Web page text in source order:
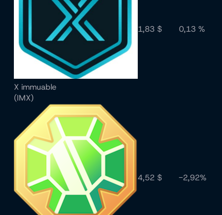
X immuable
(IMX)
1,83 $ 0,13 %
4,52 $ -2,92%